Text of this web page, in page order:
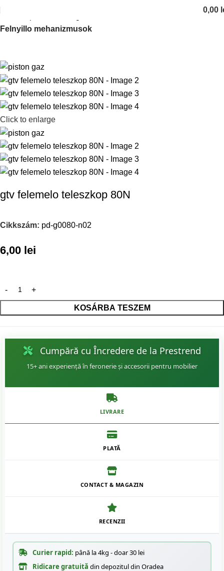
0,00
Felnyillo mehanizmusok
Click to enlarge
gtv felemelo teleszkop 80N
Cikkszám: pd-g0080-n02
6,00 lei
KOSÁRBA TESZEM
Cumpără cu Încredere de la Prestrend
15+ ani experiență în feronerie și accesorii pentru mobilier
LIVRARE
PLATĂ
CONTACT & MAGAZIN
RECENZII
Curier rapid: până la 4kg - doar 30 lei
Ridicare gratuită din depozitul din Oradea